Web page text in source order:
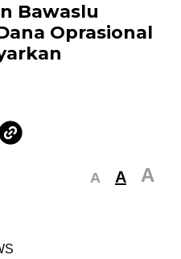
Bawaslu
Oprasional
A A A